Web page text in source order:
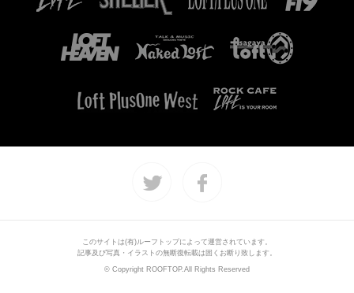
このサイトは(有)ルーフトップによって運営されています。
記事及び写真・イラストの無断復転載は固くお断り致します。
© Copyright ROOFTOP.All Rights Reserved